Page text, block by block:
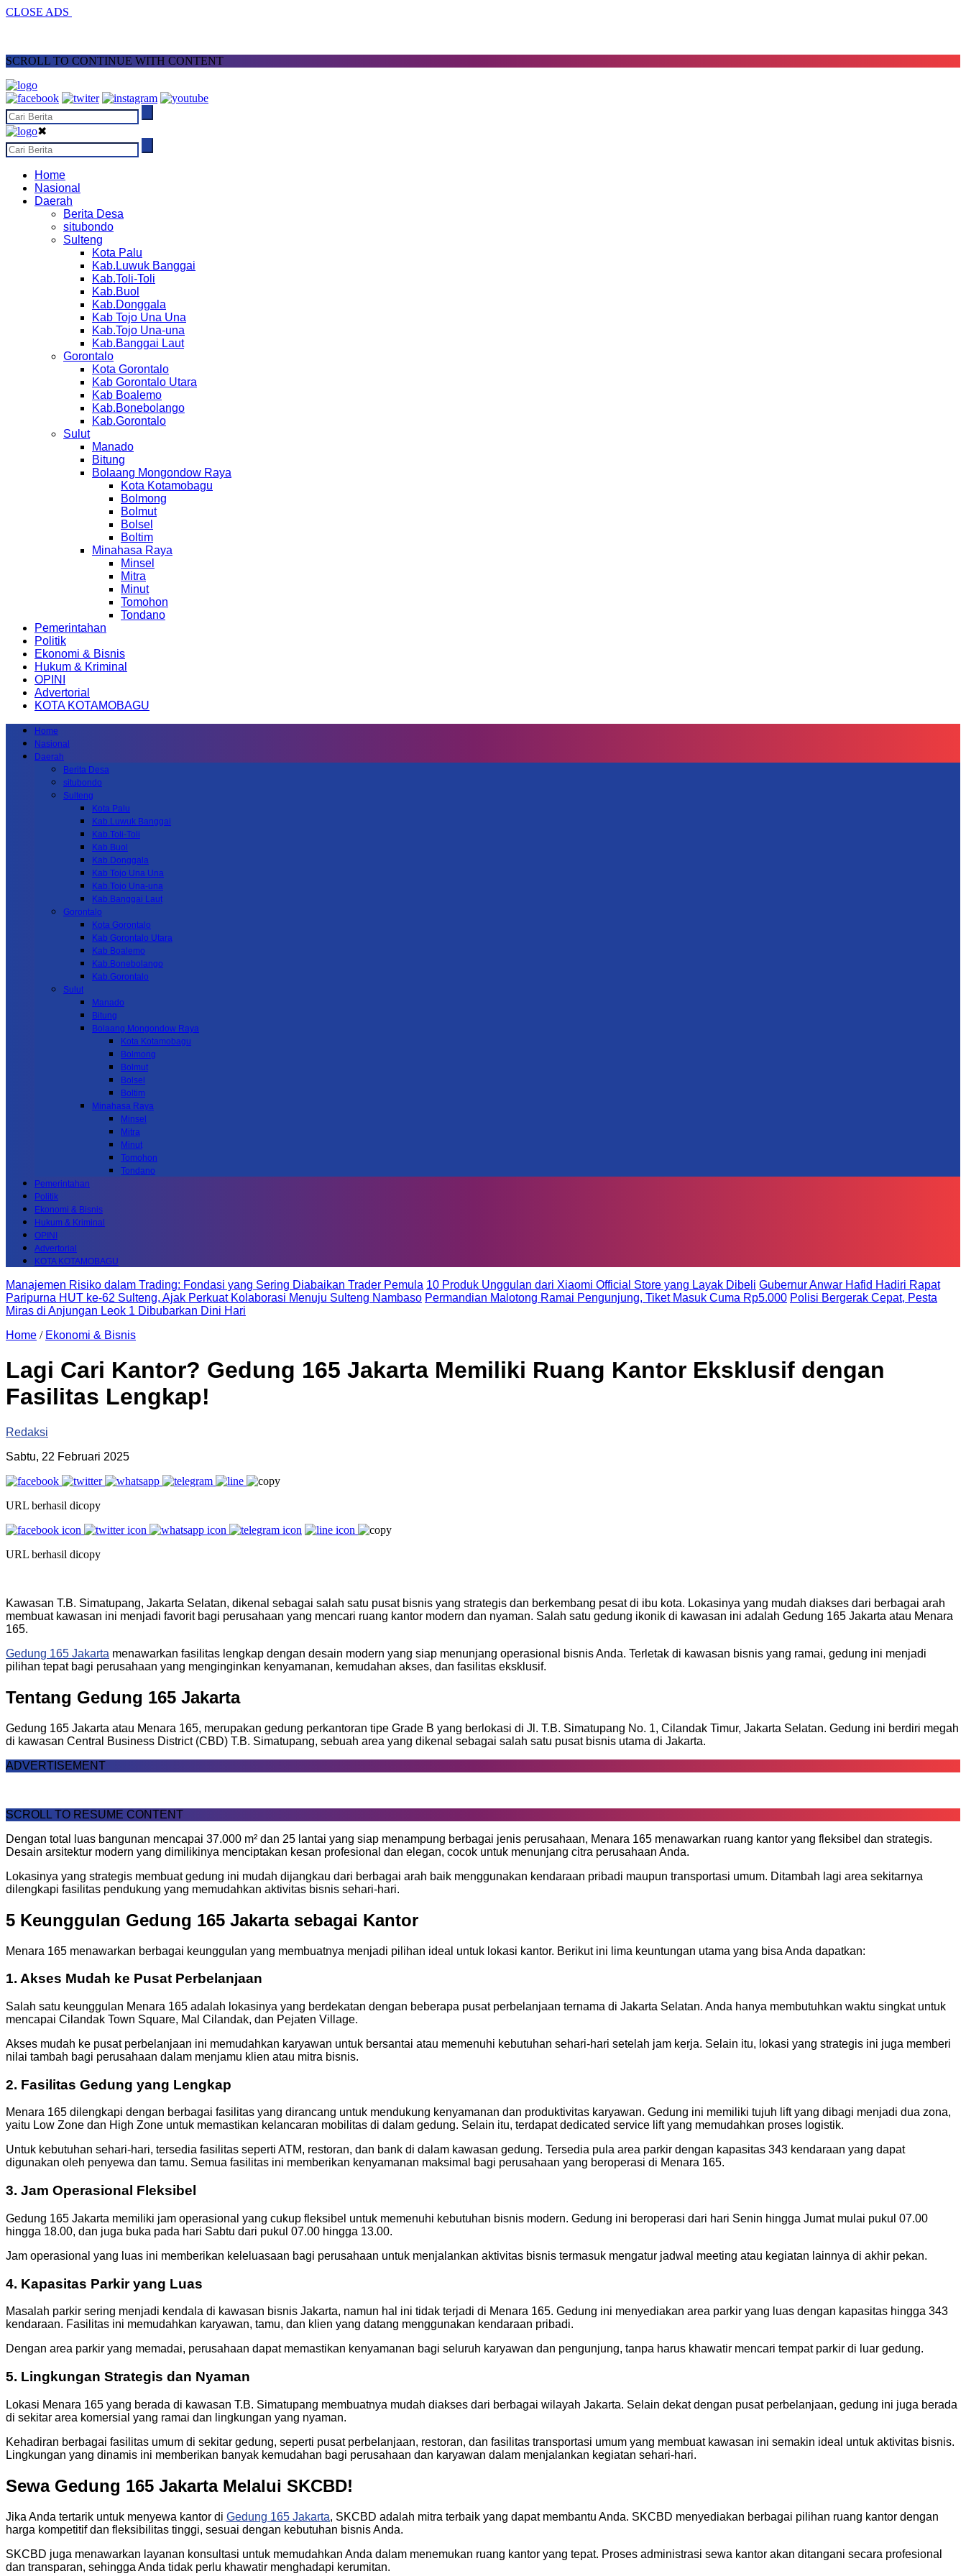
CLOSE ADS
SCROLL TO CONTINUE WITH CONTENT
✖
Home
Nasional
Daerah
Berita Desa
situbondo
Sulteng
Kota Palu
Kab.Luwuk Banggai
Kab.Toli-Toli
Kab.Buol
Kab.Donggala
Kab Tojo Una Una
Kab.Tojo Una-una
Kab.Banggai Laut
Gorontalo
Kota Gorontalo
Kab Gorontalo Utara
Kab Boalemo
Kab.Bonebolango
Kab.Gorontalo
Sulut
Manado
Bitung
Bolaang Mongondow Raya
Kota Kotamobagu
Bolmong
Bolmut
Bolsel
Boltim
Minahasa Raya
Minsel
Mitra
Minut
Tomohon
Tondano
Pemerintahan
Politik
Ekonomi & Bisnis
Hukum & Kriminal
OPINI
Advertorial
KOTA KOTAMOBAGU
Home
Nasional
Daerah
Berita Desa
situbondo
Sulteng
Kota Palu
Kab.Luwuk Banggai
Kab.Toli-Toli
Kab.Buol
Kab.Donggala
Kab Tojo Una Una
Kab.Tojo Una-una
Kab.Banggai Laut
Gorontalo
Kota Gorontalo
Kab Gorontalo Utara
Kab Boalemo
Kab.Bonebolango
Kab.Gorontalo
Sulut
Manado
Bitung
Bolaang Mongondow Raya
Kota Kotamobagu
Bolmong
Bolmut
Bolsel
Boltim
Minahasa Raya
Minsel
Mitra
Minut
Tomohon
Tondano
Pemerintahan
Politik
Ekonomi & Bisnis
Hukum & Kriminal
OPINI
Advertorial
KOTA KOTAMOBAGU
Manajemen Risiko dalam Trading: Fondasi yang Sering Diabaikan Trader Pemula 10 Produk Unggulan dari Xiaomi Official Store yang Layak Dibeli Gubernur Anwar Hafid Hadiri Rapat
Paripurna HUT ke-62 Sulteng, Ajak Perkuat Kolaborasi Menuju Sulteng Nambaso Permandian Malotong Ramai Pengunjung, Tiket Masuk Cuma Rp5.000 Polisi Bergerak Cepat, Pesta
Miras di Anjungan Leok 1 Dibubarkan Dini Hari
Home / Ekonomi & Bisnis
Lagi Cari Kantor? Gedung 165 Jakarta Memiliki Ruang Kantor Eksklusif dengan
Fasilitas Lengkap!
Redaksi
Sabtu, 22 Februari 2025
URL berhasil dicopy
URL berhasil dicopy
Kawasan T.B. Simatupang, Jakarta Selatan, dikenal sebagai salah satu pusat bisnis yang strategis dan berkembang pesat di ibu kota. Lokasinya yang mudah diakses dari berbagai arah
membuat kawasan ini menjadi favorit bagi perusahaan yang mencari ruang kantor modern dan nyaman. Salah satu gedung ikonik di kawasan ini adalah Gedung 165 Jakarta atau Menara
165.
Gedung 165 Jakarta menawarkan fasilitas lengkap dengan desain modern yang siap menunjang operasional bisnis Anda. Terletak di kawasan bisnis yang ramai, gedung ini menjadi
pilihan tepat bagi perusahaan yang menginginkan kenyamanan, kemudahan akses, dan fasilitas eksklusif.
Tentang Gedung 165 Jakarta
Gedung 165 Jakarta atau Menara 165, merupakan gedung perkantoran tipe Grade B yang berlokasi di Jl. T.B. Simatupang No. 1, Cilandak Timur, Jakarta Selatan. Gedung ini berdiri megah
di kawasan Central Business District (CBD) T.B. Simatupang, sebuah area yang dikenal sebagai salah satu pusat bisnis utama di Jakarta.
ADVERTISEMENT
SCROLL TO RESUME CONTENT
Dengan total luas bangunan mencapai 37.000 m² dan 25 lantai yang siap menampung berbagai jenis perusahaan, Menara 165 menawarkan ruang kantor yang fleksibel dan strategis.
Desain arsitektur modern yang dimilikinya menciptakan kesan profesional dan elegan, cocok untuk menunjang citra perusahaan Anda.
Lokasinya yang strategis membuat gedung ini mudah dijangkau dari berbagai arah baik menggunakan kendaraan pribadi maupun transportasi umum. Ditambah lagi area sekitarnya
dilengkapi fasilitas pendukung yang memudahkan aktivitas bisnis sehari-hari.
5 Keunggulan Gedung 165 Jakarta sebagai Kantor
Menara 165 menawarkan berbagai keunggulan yang membuatnya menjadi pilihan ideal untuk lokasi kantor. Berikut ini lima keuntungan utama yang bisa Anda dapatkan:
1. Akses Mudah ke Pusat Perbelanjaan
Salah satu keunggulan Menara 165 adalah lokasinya yang berdekatan dengan beberapa pusat perbelanjaan ternama di Jakarta Selatan. Anda hanya membutuhkan waktu singkat untuk
mencapai Cilandak Town Square, Mal Cilandak, dan Pejaten Village.
Akses mudah ke pusat perbelanjaan ini memudahkan karyawan untuk bersantai atau memenuhi kebutuhan sehari-hari setelah jam kerja. Selain itu, lokasi yang strategis ini juga memberi
nilai tambah bagi perusahaan dalam menjamu klien atau mitra bisnis.
2. Fasilitas Gedung yang Lengkap
Menara 165 dilengkapi dengan berbagai fasilitas yang dirancang untuk mendukung kenyamanan dan produktivitas karyawan. Gedung ini memiliki tujuh lift yang dibagi menjadi dua zona,
yaitu Low Zone dan High Zone untuk memastikan kelancaran mobilitas di dalam gedung. Selain itu, terdapat dedicated service lift yang memudahkan proses logistik.
Untuk kebutuhan sehari-hari, tersedia fasilitas seperti ATM, restoran, dan bank di dalam kawasan gedung. Tersedia pula area parkir dengan kapasitas 343 kendaraan yang dapat
digunakan oleh penyewa dan tamu. Semua fasilitas ini memberikan kenyamanan maksimal bagi perusahaan yang beroperasi di Menara 165.
3. Jam Operasional Fleksibel
Gedung 165 Jakarta memiliki jam operasional yang cukup fleksibel untuk memenuhi kebutuhan bisnis modern. Gedung ini beroperasi dari hari Senin hingga Jumat mulai pukul 07.00
hingga 18.00, dan juga buka pada hari Sabtu dari pukul 07.00 hingga 13.00.
Jam operasional yang luas ini memberikan keleluasaan bagi perusahaan untuk menjalankan aktivitas bisnis termasuk mengatur jadwal meeting atau kegiatan lainnya di akhir pekan.
4. Kapasitas Parkir yang Luas
Masalah parkir sering menjadi kendala di kawasan bisnis Jakarta, namun hal ini tidak terjadi di Menara 165. Gedung ini menyediakan area parkir yang luas dengan kapasitas hingga 343
kendaraan. Fasilitas ini memudahkan karyawan, tamu, dan klien yang datang menggunakan kendaraan pribadi.
Dengan area parkir yang memadai, perusahaan dapat memastikan kenyamanan bagi seluruh karyawan dan pengunjung, tanpa harus khawatir mencari tempat parkir di luar gedung.
5. Lingkungan Strategis dan Nyaman
Lokasi Menara 165 yang berada di kawasan T.B. Simatupang membuatnya mudah diakses dari berbagai wilayah Jakarta. Selain dekat dengan pusat perbelanjaan, gedung ini juga berada
di sekitar area komersial yang ramai dan lingkungan yang nyaman.
Kehadiran berbagai fasilitas umum di sekitar gedung, seperti pusat perbelanjaan, restoran, dan fasilitas transportasi umum yang membuat kawasan ini semakin ideal untuk aktivitas bisnis.
Lingkungan yang dinamis ini memberikan banyak kemudahan bagi perusahaan dan karyawan dalam menjalankan kegiatan sehari-hari.
Sewa Gedung 165 Jakarta Melalui SKCBD!
Jika Anda tertarik untuk menyewa kantor di Gedung 165 Jakarta, SKCBD adalah mitra terbaik yang dapat membantu Anda. SKCBD menyediakan berbagai pilihan ruang kantor dengan
harga kompetitif dan fleksibilitas tinggi, sesuai dengan kebutuhan bisnis Anda.
SKCBD juga menawarkan layanan konsultasi untuk memudahkan Anda dalam menemukan ruang kantor yang tepat. Proses administrasi sewa kantor akan ditangani secara profesional
dan transparan, sehingga Anda tidak perlu khawatir menghadapi kerumitan.